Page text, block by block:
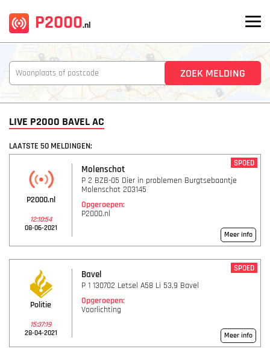
P2000.nl
LIVE P2000 BAVEL AC
LAATSTE 50 MELDINGEN:
P2000.nl
12:10:54
08-06-2021
Molenschot
SPOED
P 2 BZB-05 Dier in problemen Burgtsebaantje
Molenschot 203145
Opgeroepen:
P2000.nl
Meer info
Politie
15:37:19
28-04-2021
Bavel
SPOED
P 1 130702 Letsel A58 Li 53,9 Bavel
Opgeroepen:
Voorlichting
Meer info